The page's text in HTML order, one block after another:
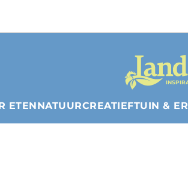
ETENNATUURCREATIEFTUIN &